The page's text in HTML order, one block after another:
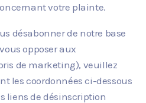
votre plainte.
désabonner de notre base
opposer aux
de marketing), veuillez
les coordonnées ci-dessous
liens de désinscription